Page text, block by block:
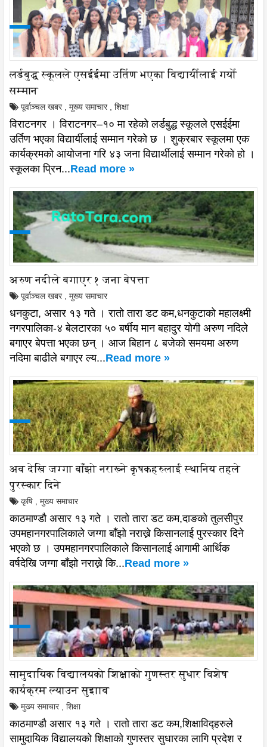
लर्डबुद्ध स्कूलले एसईईमा उर्तिण भएका विद्यार्यीलाई गर्यो
सम्मान
पूर्वाञ्चल खबर मुख्य समाचार शिक्षा
विराटनगर । विराटनगर–१० मा रहेको लर्डबुद्ध स्कूलले एसईईमा
उर्तिण भएका विद्यार्यीलाई सम्मान गरेको छ । शुक्रबार स्कूलमा एक
कार्यक्रमको आयोजना गरि ४३ जना विद्यार्थीलाई सम्मान गरेको हो ।
स्कूलका प्रिन...Read more »
अरुण नदीले बगाएर १ जना बेपत्ता
पूर्वाञ्चल खबर मुख्य समाचार
धनकुटा, असार १३ गते । रातो तारा डट कम,धनकुटाको महालक्ष्मी
नगरपालिका-४ बेलटारका ५० बर्षीय मान बहादुर योगी अरुण नदिले
बगाएर बेपत्ता भएका छन् । आज बिहान ८ बजेको समयमा अरुण
नदिमा बाढीले बगाएर ल्य...Read more »
अव देखि जग्गा बाँझो नराख्ने कृषकहरुलाई स्थानिय तहले
पुरस्कार दिने
कृषि मुख्य समाचार
काठमाण्डौ असार १३ गते । रातो तारा डट कम,दाङको तुलसीपुर
उपमहानगरपालिकाले जग्गा बाँझो नराख्ने किसानलाई पुरस्कार दिने
भएको छ । उपमहानगरपालिकाले किसानलाई आगामी आर्थिक
वर्षदेखि जग्गा बाँझो नराख्ने कि...Read more »
सामुदायिक विद्यालयको शिक्षाको गुणस्तर सुधार विशेष
कार्यक्रम ल्याउन सुइााव
मुख्य समाचार शिक्षा
काठमाण्डौ असार १३ गते । रातो तारा डट कम,शिक्षाविद्हरुले
सामुदायिक विद्यालयको शिक्षाको गुणस्तर सुधारका लागि प्रदेश र